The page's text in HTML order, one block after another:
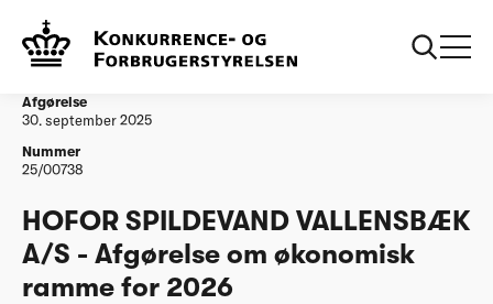
Vandtilsyn
Afgørelse om økonomisk ramme for 2026
Afgørelse
30. september 2025
Nummer
25/00738
HOFOR SPILDEVAND VALLENSBÆK
A/S - Afgørelse om økonomisk
ramme for 2026